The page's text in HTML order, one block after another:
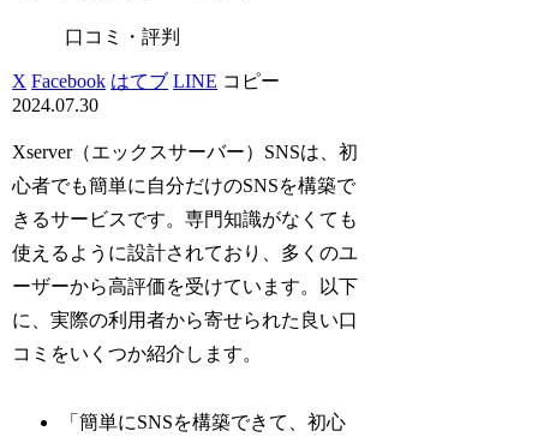
口コミ・評判
X Facebook はてブ LINE コピー
2024.07.30
Xserver（エックスサーバー）SNSは、初
心者でも簡単に自分だけのSNSを構築で
きるサービスです。専門知識がなくても
使えるように設計されており、多くのユ
ーザーから高評価を受けています。以下
に、実際の利用者から寄せられた良い口
コミをいくつか紹介します。
「簡単にSNSを構築できて、初心